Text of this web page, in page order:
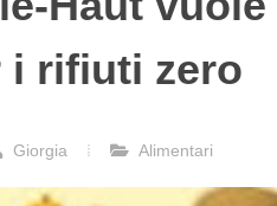
i rifiuti zero
Giorgia Alimentari